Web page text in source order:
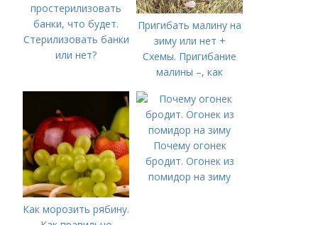
простерилизовать
банки, что будет.
Стерилизовать банки
или нет?
Пригибать малину на
зиму или нет +
Схемы. Пригибание
малины –, как
когда
Как морозить рябину.
Почему огонек
бродит. Огонек из
помидор на зиму